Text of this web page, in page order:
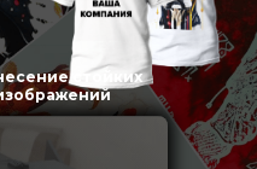
стойких